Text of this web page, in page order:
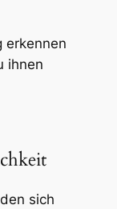
erkennen
ihnen
sich